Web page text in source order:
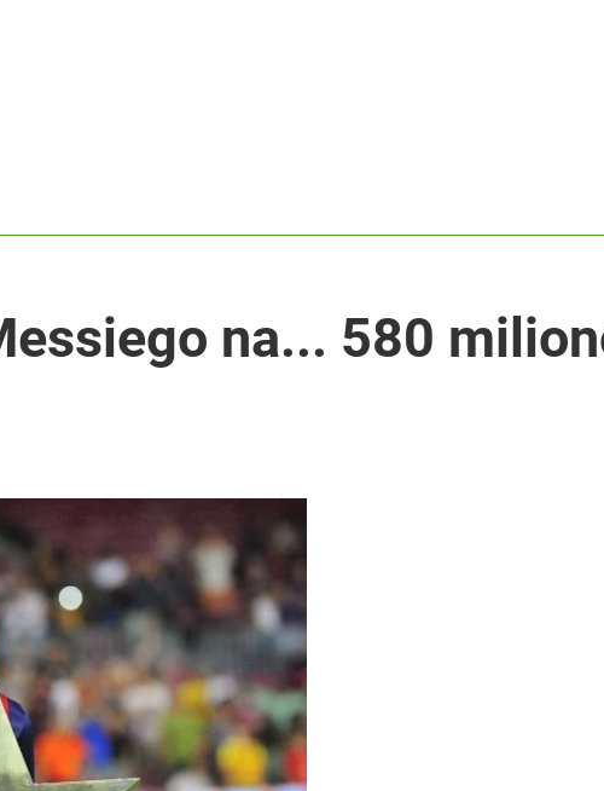
na... 580